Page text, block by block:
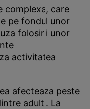
complexa, care
pe fondul unor
folosirii unor
activitatea
afecteaza peste
adulti. La